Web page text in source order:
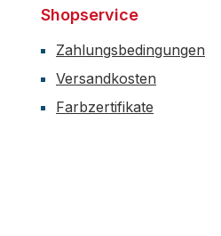
Shopservice
Zahlungsbedingungen
Versandkosten
Farbzertifikate